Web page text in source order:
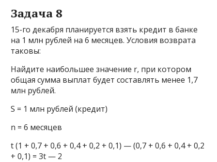
Задача 8
15-го декабря планируется взять кредит в банке
на 1 млн рублей на 6 месяцев. Условия возврата
таковы:
Найдите наибольшее значение r, при котором
общая сумма выплат будет составлять менее 1,7
млн рублей.
S = 1 млн рублей (кредит)
n = 6 месяцев
t (1 + 0,7 + 0,6 + 0,4 + 0,2 + 0,1) — (0,7 + 0,6 + 0,4 + 0,2
+ 0,1) = 3t — 2